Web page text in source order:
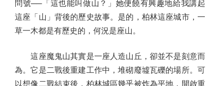
問號──「這也能叫做山？」她便饒有興趣地給我講起
這座「山」背後的歷史故事。是的，柏林這座城市，一
草一木都是有歷史的，何況是座山。
這座魔鬼山其實是一座人造山丘，卻並不是刻意而
為。它是二戰後重建工作中，堆砌廢墟瓦礫的場所。可
以想像二戰結束後，柏林城區幾乎被炸為平地，開啟重